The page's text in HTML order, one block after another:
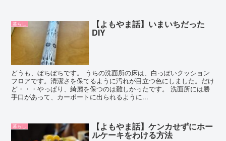
暮らし 【よもやま話】いまいちだった
DIY
どうも、ぼちぼちです。 うちの洗面所の床は、白っぽいクッション
フロアです。清潔さを保てるように汚れが目立つ色にしました。だけ
ど・・・やっぱり、綺麗を保つのは難しかったです。 洗面所には勝
手口があって、カーポートに出られるように...
暮らし 【よもやま話】ケンカせずにホー
ルケーキをわける方法